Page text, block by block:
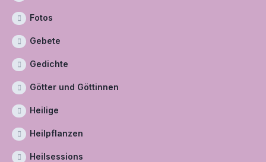
Fotos
Gebete
Gedichte
Götter und Göttinnen
Heilige
Heilpflanzen
Heilsessions